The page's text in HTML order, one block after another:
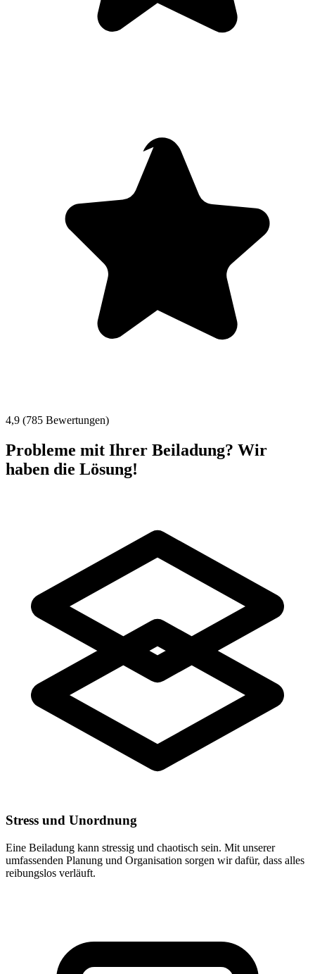
4,9 (785 Bewertungen)
Probleme mit Ihrer Beiladung? Wir
haben die Lösung!
Stress und Unordnung
Eine Beiladung kann stressig und chaotisch sein. Mit unserer
umfassenden Planung und Organisation sorgen wir dafür, dass alles
reibungslos verläuft.